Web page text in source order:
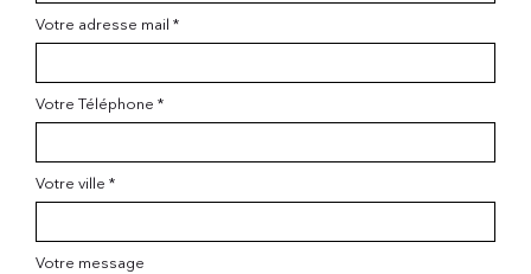
Votre adresse mail *
Votre Téléphone *
Votre ville *
Votre message